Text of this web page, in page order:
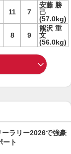
11 7
安藤 勝
己
(57.0kg)
8 9
熊沢 重
文
(56.0kg)
ラリー2026で強豪
ート